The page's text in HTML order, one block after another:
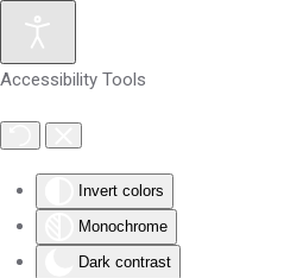
Accessibility Tools
Invert colors
Monochrome
Dark contrast
Skip to main content